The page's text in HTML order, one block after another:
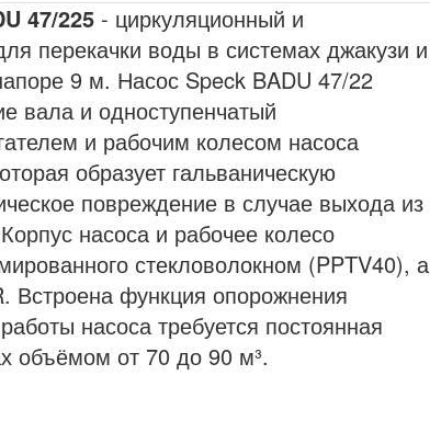
47/225 - циркуляционный и
перекачки воды в системах джакузи и
9 м. Насос Speck BADU 47/22
вала и одноступенчатый
и рабочим колесом насоса
образует гальваническую
повреждение в случае выхода из
насоса и рабочее колесо
стекловолокном (PPTV40), а
Встроена функция опорожнения
насоса требуется постоянная
объёмом от 70 до 90 м³.